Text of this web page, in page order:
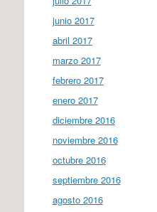
junio 2017
abril 2017
marzo 2017
febrero 2017
enero 2017
diciembre 2016
noviembre 2016
octubre 2016
septiembre 2016
agosto 2016